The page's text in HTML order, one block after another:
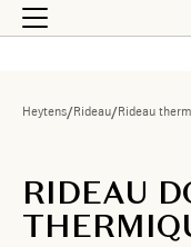
Heytens/Rideau/Rideau
RIDEAU